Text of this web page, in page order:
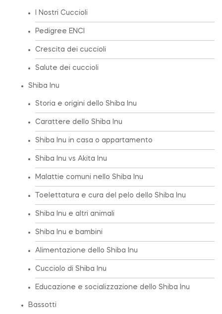
I Nostri Cuccioli
Pedigree ENCI
Crescita dei cuccioli
Salute dei cuccioli
Shiba Inu
Storia e origini dello Shiba Inu
Carattere dello Shiba Inu
Shiba Inu in casa o appartamento
Shiba Inu vs Akita Inu
Malattie comuni nello Shiba Inu
Toelettatura e cura del pelo dello Shiba Inu
Shiba Inu e altri animali
Shiba Inu e bambini
Alimentazione dello Shiba Inu
Cucciolo di Shiba Inu
Educazione e socializzazione dello Shiba Inu
Bassotti